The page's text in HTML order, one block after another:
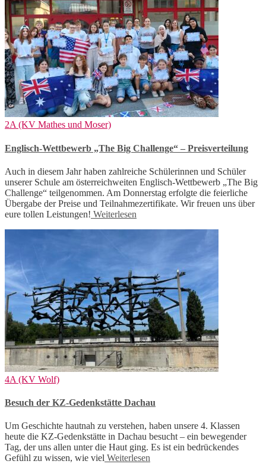
2A (KV Mathes und Moser)
Englisch-Wettbewerb „The Big Challenge“ – Preisverteilung
Auch in diesem Jahr haben zahlreiche Schülerinnen und Schüler
unserer Schule am österreichweiten Englisch-Wettbewerb „The Big
Challenge“ teilgenommen. Am Donnerstag erfolgte die feierliche
Übergabe der Preise und Teilnahmezertifikate. Wir freuen uns über
eure tollen Leistungen! Weiterlesen
4A (KV Wolf)
Besuch der KZ-Gedenkstätte Dachau
Um Geschichte hautnah zu verstehen, haben unsere 4. Klassen
heute die KZ-Gedenkstätte in Dachau besucht – ein bewegender
Tag, der uns allen unter die Haut ging. Es ist ein bedrückendes
Gefühl zu wissen, wie viel Weiterlesen